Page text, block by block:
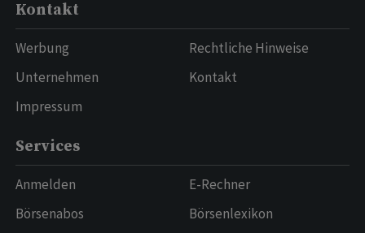
Kontakt
Werbung
Unternehmen
Impressum
Rechtliche Hinweise
Kontakt
Services
Anmelden
Börsenabos
E-Rechner
Börsenlexikon